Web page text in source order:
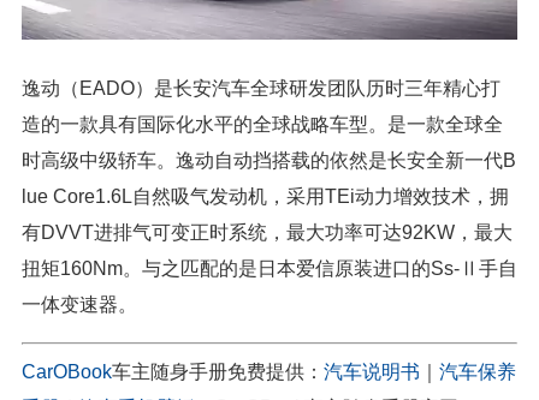
逸动（EADO）是长安汽车全球研发团队历时三年精心打
造的一款具有国际化水平的全球战略车型。是一款全球全
时高级中级轿车。逸动自动挡搭载的依然是长安全新一代B
lue Core1.6L自然吸气发动机，采用TEi动力增效技术，拥
有DVVT进排气可变正时系统，最大功率可达92KW，最大
扭矩160Nm。与之匹配的是日本爱信原装进口的Ss-Ⅱ手自
一体变速器。
CarOBook车主随身手册免费提供： 汽车说明书
汽车保养